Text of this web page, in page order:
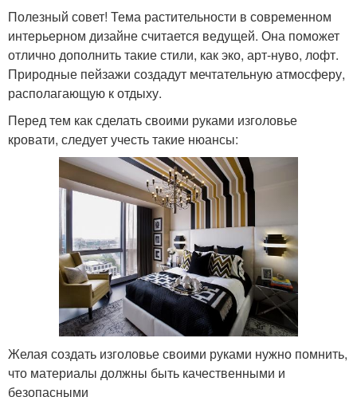
Полезный совет! Тема растительности в современном
интерьерном дизайне считается ведущей. Она поможет
отлично дополнить такие стили, как эко, арт-нуво, лофт.
Природные пейзажи создадут мечтательную атмосферу,
располагающую к отдыху.
Перед тем как сделать своими руками изголовье
кровати, следует учесть такие нюансы:
Желая создать изголовье своими руками нужно помнить,
что материалы должны быть качественными и
безопасными